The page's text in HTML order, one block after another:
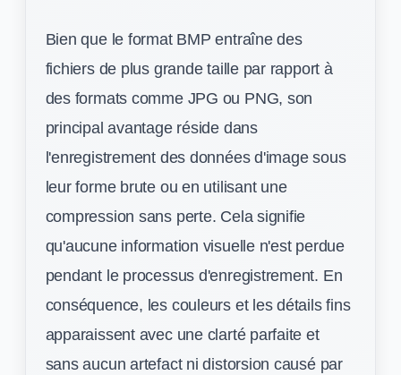
Bien que le format BMP entraîne des
fichiers de plus grande taille par rapport à
des formats comme JPG ou PNG, son
principal avantage réside dans
l'enregistrement des données d'image sous
leur forme brute ou en utilisant une
compression sans perte. Cela signifie
qu'aucune information visuelle n'est perdue
pendant le processus d'enregistrement. En
conséquence, les couleurs et les détails fins
apparaissent avec une clarté parfaite et
sans aucun artefact ni distorsion causé par